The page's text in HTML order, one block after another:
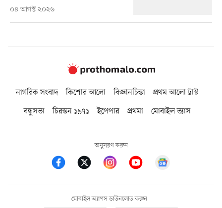
০৪ আগস্ট ২০২৬
নাগরিক সংবাদ কিশোর আলো বিজ্ঞানচিন্তা
প্রথম আলো ট্রাস্ট
বন্ধুসভা
চিরন্তন ১৯৭১ ইপেপার প্রথমা মোবাইল ভ্যাস
অনুসরণ করুন
মোবাইল অ্যাপস ডাউনলোড করুন